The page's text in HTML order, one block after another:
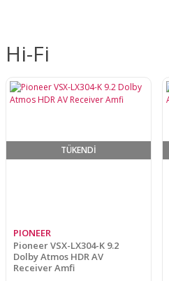
Hi-Fi
TÜKENDİ
PIONEER
Pioneer VSX-LX304-K 9.2
Dolby Atmos HDR AV
Receiver Amfi